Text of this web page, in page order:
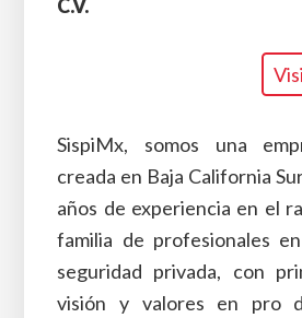
C.V.
SispiMx, somos una
creada en Baja California
años de experiencia en el
familia de profesionales
seguridad privada, con
visión y valores en pro